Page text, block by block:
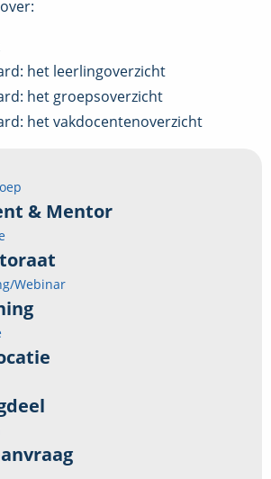
het leerlingoverzicht
het groepsoverzicht
het vakdocentenoverzicht
& Mentor
Webinar